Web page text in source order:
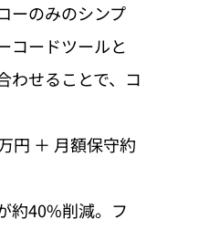
ーのみのシンプ
コードツールと
わせることで、コ
円 ＋ 月額保守約
約40%削減。フ